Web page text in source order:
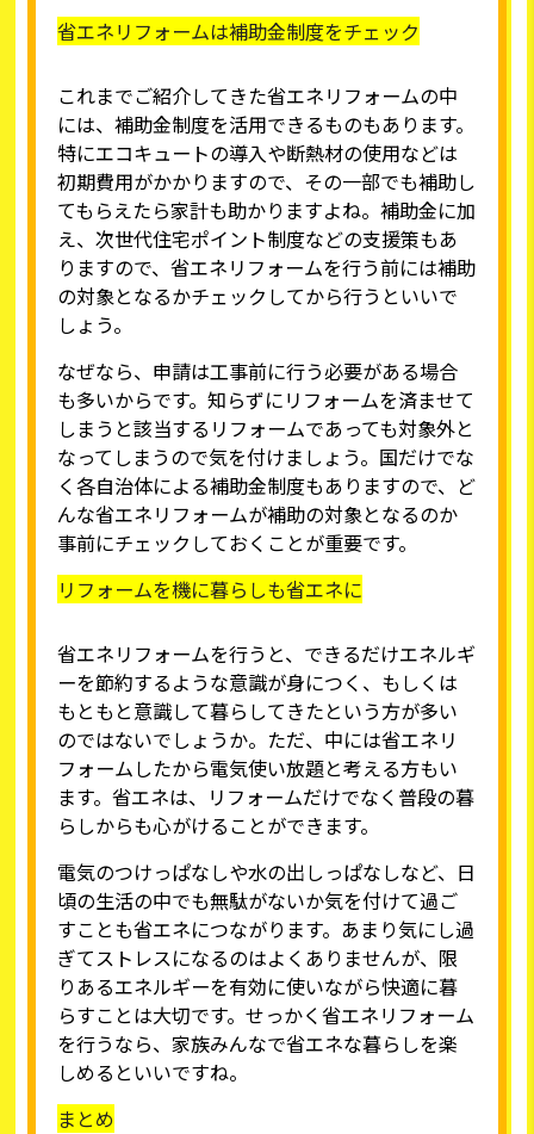
省エネリフォームは補助金制度をチェック
これまでご紹介してきた省エネリフォームの中
には、補助金制度を活用できるものもあります。
特にエコキュートの導入や断熱材の使用などは
初期費用がかかりますので、その一部でも補助し
てもらえたら家計も助かりますよね。補助金に加
え、次世代住宅ポイント制度などの支援策もあ
りますので、省エネリフォームを行う前には補助
の対象となるかチェックしてから行うといいで
しょう。
なぜなら、申請は工事前に行う必要がある場合
も多いからです。知らずにリフォームを済ませて
しまうと該当するリフォームであっても対象外と
なってしまうので気を付けましょう。国だけでな
く各自治体による補助金制度もありますので、ど
んな省エネリフォームが補助の対象となるのか
事前にチェックしておくことが重要です。
リフォームを機に暮らしも省エネに
省エネリフォームを行うと、できるだけエネルギ
ーを節約するような意識が身につく、もしくは
もともと意識して暮らしてきたという方が多い
のではないでしょうか。ただ、中には省エネリ
フォームしたから電気使い放題と考える方もい
ます。省エネは、リフォームだけでなく普段の暮
らしからも心がけることができます。
電気のつけっぱなしや水の出しっぱなしなど、日
頃の生活の中でも無駄がないか気を付けて過ご
すことも省エネにつながります。あまり気にし過
ぎてストレスになるのはよくありませんが、限
りあるエネルギーを有効に使いながら快適に暮
らすことは大切です。せっかく省エネリフォーム
を行うなら、家族みんなで省エネな暮らしを楽
しめるといいですね。
まとめ